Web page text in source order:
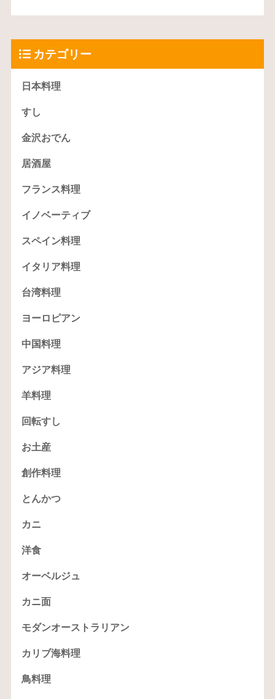
カテゴリー
日本料理
すし
金沢おでん
居酒屋
フランス料理
イノベーティブ
スペイン料理
イタリア料理
台湾料理
ヨーロピアン
中国料理
アジア料理
羊料理
回転すし
お土産
創作料理
とんかつ
カニ
洋食
オーベルジュ
カニ面
モダンオーストラリアン
カリブ海料理
鳥料理